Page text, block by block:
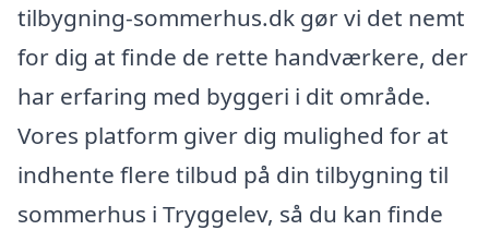
tilbygning-sommerhus.dk gør vi det nemt
for dig at finde de rette handværkere, der
har erfaring med byggeri i dit område.
Vores platform giver dig mulighed for at
indhente flere tilbud på din tilbygning til
sommerhus i Tryggelev, så du kan finde